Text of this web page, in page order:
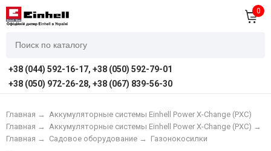
0
+38 (044) 592-16-17, +38 (050) 592-79-01
+38 (050) 972-26-28, +38 (067) 839-56-30
Главная →
Аккумуляторные системы Einhell Power X-Change (PXC)
Аккумуляторные системы Einhell Power X-Change (PXC) →
Главная →
Газонокосилки
Садовое оборудование →
Главная →